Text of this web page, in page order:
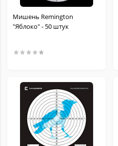
Мишень Remington
"Яблоко" - 50 штук